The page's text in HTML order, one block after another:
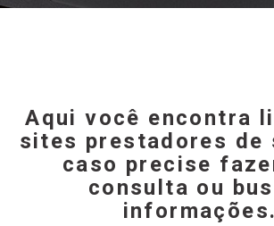
Aqui você encontra
sites prestadores de
caso precise
consulta ou
informações.